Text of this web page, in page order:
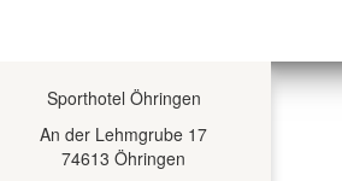
Sporthotel Öhringen
An der Lehmgrube 17
74613 Öhringen